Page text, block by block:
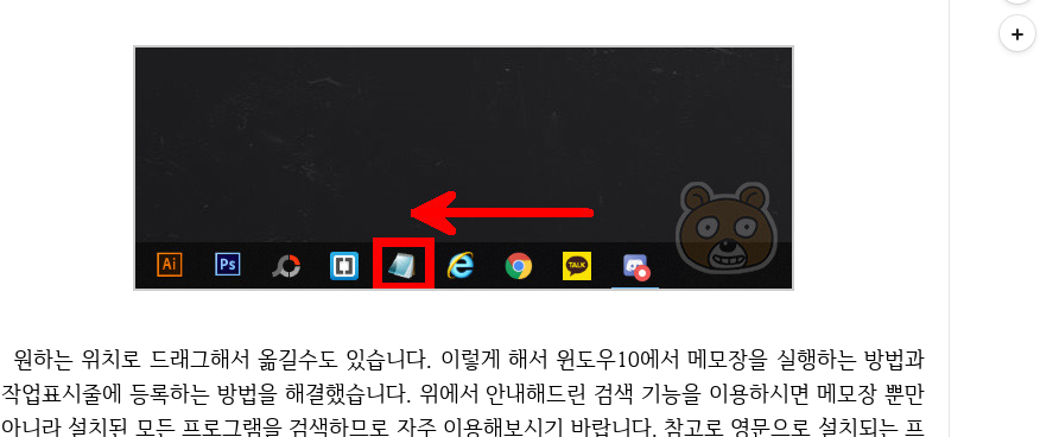
원하는 위치로 드래그해서 옮길수도 있습니다. 이렇게 해서 윈도우10에서 메모장을 실행하는 방법과
작업표시줄에 등록하는 방법을 해결했습니다. 위에서 안내해드린 검색 기능을 이용하시면 메모장 뿐만
아니라 설치된 모든 프로그램을 검색하므로 자주 이용해보시기 바랍니다. 참고로 영문으로 설치되는 프